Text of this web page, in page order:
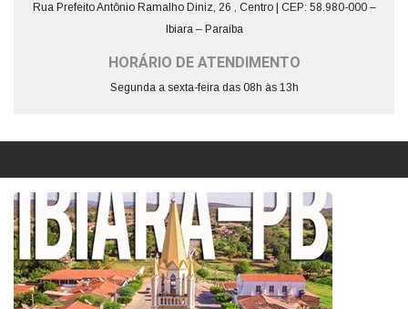
Rua Prefeito Antônio Ramalho Diniz, 26 , Centro | CEP: 58.980-000 –
Ibiara – Paraíba
HORÁRIO DE ATENDIMENTO
Segunda a sexta-feira das 08h às 13h